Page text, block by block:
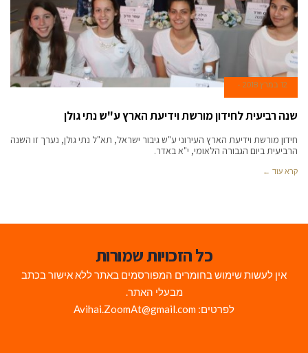
12 במרץ 2018
שנה רביעית לחידון מורשת וידיעת הארץ ע"ש נתי גולן
חידון מורשת וידיעת הארץ העירוני ע"ש גיבור ישראל, תא"ל נתי גולן, נערך זו השנה
הרביעית ביום הגבורה הלאומי, י"א באדר.
קרא עוד ←
כל הזכויות שמורות
אין לעשות שימוש בחומרים המפורסמים באתר ללא אישור בכתב
מבעלי האתר.
לפרטים: Avihai.ZoomAt@gmail.com